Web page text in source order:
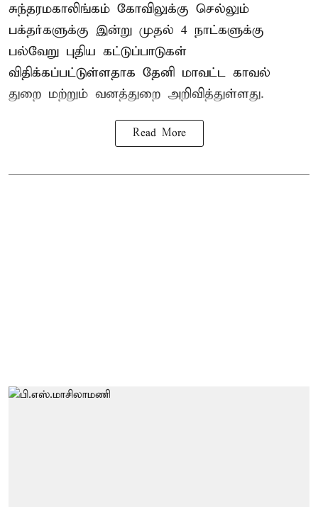
சுந்தரமகாலிங்கம் கோவிலுக்கு செல்லும்
பக்தர்களுக்கு இன்று முதல் 4 நாட்களுக்கு
பல்வேறு புதிய கட்டுப்பாடுகள்
விதிக்கப்பட்டுள்ளதாக தேனி மாவட்ட காவல்
துறை மற்றும் வனத்துறை அறிவித்துள்ளது.
Read More